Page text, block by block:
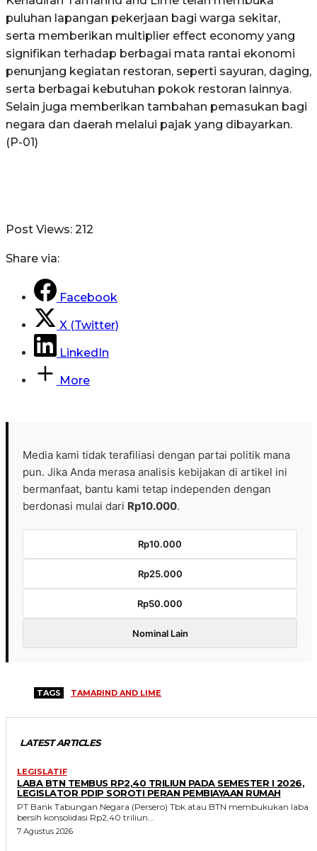
puluhan lapangan pekerjaan bagi warga sekitar,
serta memberikan multiplier effect economy yang
signifikan terhadap berbagai mata rantai ekonomi
penunjang kegiatan restoran, seperti sayuran, daging,
serta berbagai kebutuhan pokok restoran lainnya.
Selain juga memberikan tambahan pemasukan bagi
negara dan daerah melalui pajak yang dibayarkan.
(P-01)
Post Views: 212
Share via:
Facebook
X (Twitter)
LinkedIn
More
Media kami tidak terafiliasi dengan partai politik mana
pun. Jika Anda merasa analisis kebijakan di artikel ini
bermanfaat, bantu kami tetap independen dengan
berdonasi mulai dari Rp10.000.
Rp10.000
Rp25.000
Rp50.000
Nominal Lain
TAGS TAMARIND AND LIME
LATEST ARTICLES
LEGISLATIF
LABA BTN TEMBUS RP2,40 TRILIUN PADA SEMESTER I 2026,
LEGISLATOR PDIP SOROTI PERAN PEMBIAYAAN RUMAH
PT Bank Tabungan Negara (Persero) Tbk atau BTN membukukan laba
bersih konsolidasi Rp2,40 triliun...
7 Agustus 2026